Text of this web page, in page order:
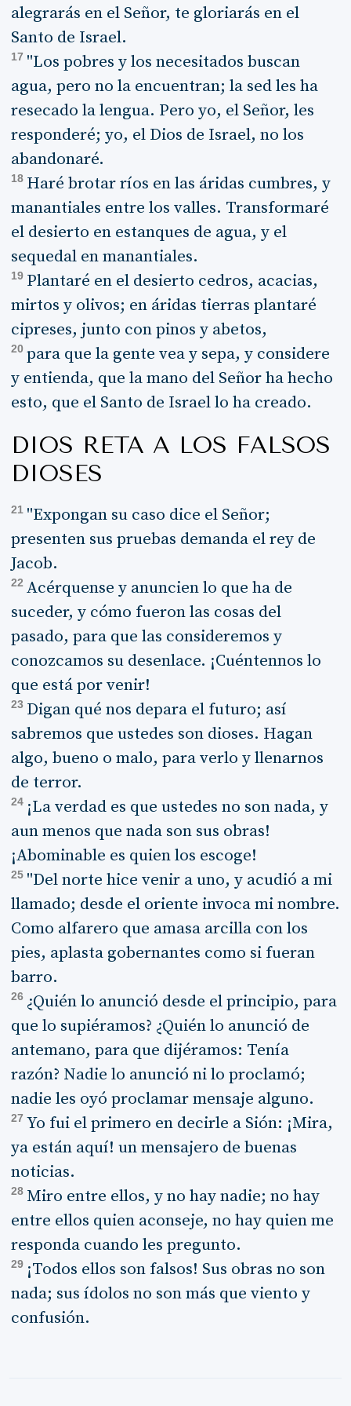
alegrarás en el Señor, te gloriarás en el
Santo de Israel.
17 "Los pobres y los necesitados buscan
agua, pero no la encuentran; la sed les ha
resecado la lengua. Pero yo, el Señor, les
responderé; yo, el Dios de Israel, no los
abandonaré.
18 Haré brotar ríos en las áridas cumbres, y
manantiales entre los valles. Transformaré
el desierto en estanques de agua, y el
sequedal en manantiales.
19 Plantaré en el desierto cedros, acacias,
mirtos y olivos; en áridas tierras plantaré
cipreses, junto con pinos y abetos,
20 para que la gente vea y sepa, y considere
y entienda, que la mano del Señor ha hecho
esto, que el Santo de Israel lo ha creado.
DIOS RETA A LOS FALSOS
DIOSES
21 "Expongan su caso dice el Señor;
presenten sus pruebas demanda el rey de
Jacob.
22 Acérquense y anuncien lo que ha de
suceder, y cómo fueron las cosas del
pasado, para que las consideremos y
conozcamos su desenlace. ¡Cuéntennos lo
que está por venir!
23 Digan qué nos depara el futuro; así
sabremos que ustedes son dioses. Hagan
algo, bueno o malo, para verlo y llenarnos
de terror.
24 ¡La verdad es que ustedes no son nada, y
aun menos que nada son sus obras!
¡Abominable es quien los escoge!
25 "Del norte hice venir a uno, y acudió a mi
llamado; desde el oriente invoca mi nombre.
Como alfarero que amasa arcilla con los
pies, aplasta gobernantes como si fueran
barro.
26 ¿Quién lo anunció desde el principio, para
que lo supiéramos? ¿Quién lo anunció de
antemano, para que dijéramos: Tenía
razón? Nadie lo anunció ni lo proclamó;
nadie les oyó proclamar mensaje alguno.
27 Yo fui el primero en decirle a Sión: ¡Mira,
ya están aquí! un mensajero de buenas
noticias.
28 Miro entre ellos, y no hay nadie; no hay
entre ellos quien aconseje, no hay quien me
responda cuando les pregunto.
29 ¡Todos ellos son falsos! Sus obras no son
nada; sus ídolos no son más que viento y
confusión.